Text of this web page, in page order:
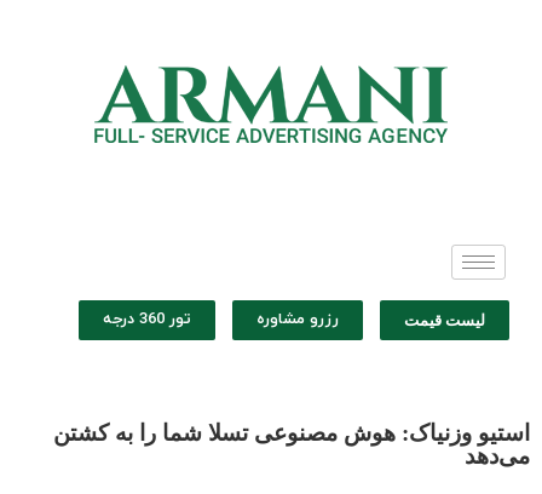
لیست قیمت رزرو مشاوره تور 360 درجه
استیو وزنیاک: هوش مصنوعی تسلا شما را به کشتن
می‌دهد